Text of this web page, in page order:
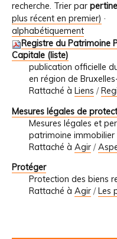
recherche. Trier par
plus récent en premier) ·
alphabétiquement
Registre du Patrimoine
Capitale (liste)
publication officielle
en région de
Rattaché à Liens /
Mesures légales de
Mesures légales et
patrimoine immobilier
Rattaché à Agir /
Protéger
Protection des biens
Rattaché à Agir /Les